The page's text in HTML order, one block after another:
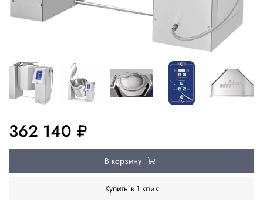
362 140 ₽
В корзину
Купить в 1 клик